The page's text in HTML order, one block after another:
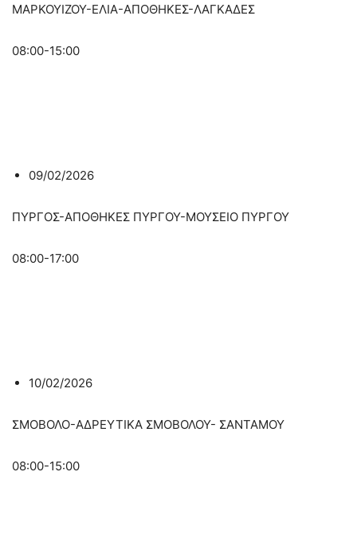
ΜΑΡΚΟΥΙΖΟΥ-ΕΛΙΑ-ΑΠΟΘΗΚΕΣ-ΛΑΓΚΑΔΕΣ
08:00-15:00
09/02/2026
ΠΥΡΓΟΣ-ΑΠΟΘΗΚΕΣ ΠΥΡΓΟΥ-ΜΟΥΣΕΙΟ ΠΥΡΓΟΥ
08:00-17:00
10/02/2026
ΣΜΟΒΟΛΟ-ΑΔΡΕΥΤΙΚΑ ΣΜΟΒΟΛΟΥ- ΣΑΝΤΑΜΟΥ
08:00-15:00